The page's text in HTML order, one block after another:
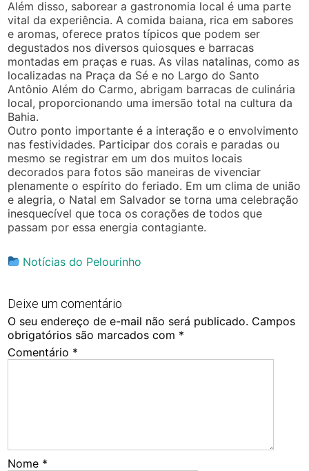
Além disso, saborear a gastronomia local é uma parte
vital da experiência. A comida baiana, rica em sabores
e aromas, oferece pratos típicos que podem ser
degustados nos diversos quiosques e barracas
montadas em praças e ruas. As vilas natalinas, como as
localizadas na Praça da Sé e no Largo do Santo
Antônio Além do Carmo, abrigam barracas de culinária
local, proporcionando uma imersão total na cultura da
Bahia.
Outro ponto importante é a interação e o envolvimento
nas festividades. Participar dos corais e paradas ou
mesmo se registrar em um dos muitos locais
decorados para fotos são maneiras de vivenciar
plenamente o espírito do feriado. Em um clima de união
e alegria, o Natal em Salvador se torna uma celebração
inesquecível que toca os corações de todos que
passam por essa energia contagiante.
Notícias do Pelourinho
Deixe um comentário
O seu endereço de e-mail não será publicado. Campos
obrigatórios são marcados com *
Comentário *
Nome *